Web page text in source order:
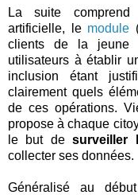
La suite comprend
artificielle, le module
clients de la jeune
utilisateurs à établir
inclusion étant
clairement quels
de ces opérations.
propose à chaque
le but desurveiller
collecter ses données.
Généralisé au